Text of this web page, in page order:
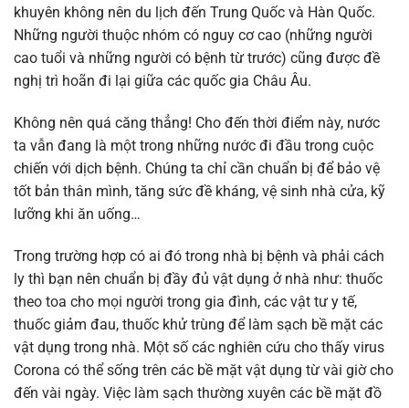
khuyên không nên du lịch đến Trung Quốc và Hàn Quốc.
Những người thuộc nhóm có nguy cơ cao (những người
cao tuổi và những người có bệnh từ trước) cũng được đề
nghị trì hoãn đi lại giữa các quốc gia Châu Âu.
Không nên quá căng thẳng! Cho đến thời điểm này, nước
ta vẫn đang là một trong những nước đi đầu trong cuộc
chiến với dịch bệnh. Chúng ta chỉ cần chuẩn bị để bảo vệ
tốt bản thân mình, tăng sức đề kháng, vệ sinh nhà cửa, kỹ
lưỡng khi ăn uống…
Trong trường hợp có ai đó trong nhà bị bệnh và phải cách
ly thì bạn nên chuẩn bị đầy đủ vật dụng ở nhà như: thuốc
theo toa cho mọi người trong gia đình, các vật tư y tế,
thuốc giảm đau, thuốc khử trùng để làm sạch bề mặt các
vật dụng trong nhà. Một số các nghiên cứu cho thấy virus
Corona có thể sống trên các bề mặt vật dụng từ vài giờ cho
đến vài ngày. Việc làm sạch thường xuyên các bề mặt đồ